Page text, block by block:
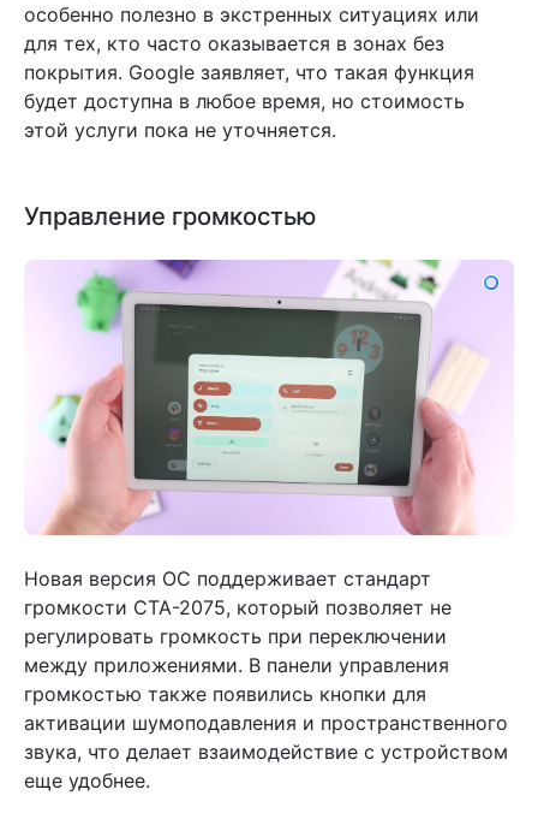
особенно полезно в экстренных ситуациях или
для тех, кто часто оказывается в зонах без
покрытия. Google заявляет, что такая функция
будет доступна в любое время, но стоимость
этой услуги пока не уточняется.
Управление громкостью
Новая версия ОС поддерживает стандарт
громкости CTA-2075, который позволяет не
регулировать громкость при переключении
между приложениями. В панели управления
громкостью также появились кнопки для
активации шумоподавления и пространственного
звука, что делает взаимодействие с устройством
еще удобнее.